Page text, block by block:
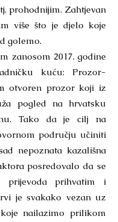
prohodnijim. Zahtjevan
više što je djelo koje
golemo.
2017. godine
kuću: Prozor-
otvoren prozor koji iz
pogled na hrvatsku
Tako da je cilj na
području učiniti
nepoznata kazališna
posredovalo da se
prijevoda prihvatim i
je svakako vezan uz
nailazimo prilikom